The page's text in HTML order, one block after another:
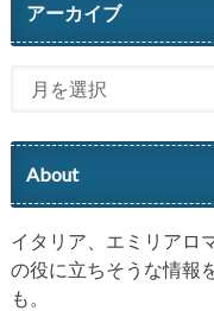
アーカイブ
About
イタリア、エミリアロ
の役に立ちそうな情報
も。